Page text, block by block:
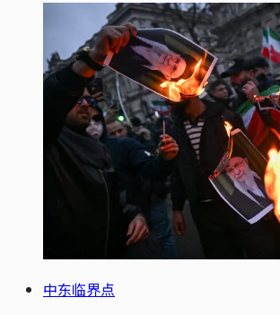
中东临界点